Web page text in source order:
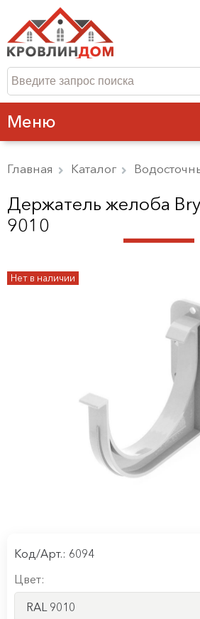
Меню
Главная Каталог
Держатель желоба
9010
Нет в наличии
Код/Арт.: 6094
Цвет:
RAL 9010